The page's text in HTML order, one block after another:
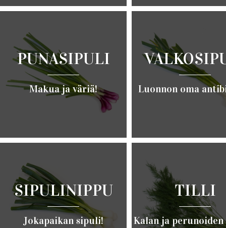
Lue lisää › Lue lisää ›
Lue lisää ›
PUNASIPULI
Makua ja väriä!
Lue lisää ›
Luonnon oma
SIPULINIPPU
Jokapaikan sipuli!
TILLI
Kalan ja